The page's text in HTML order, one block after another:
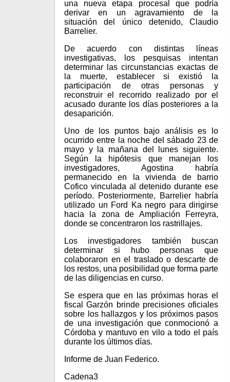
una nueva etapa procesal que podría
derivar en un agravamiento de la
situación del único detenido, Claudio
Barrelier.
De acuerdo con distintas líneas
investigativas, los pesquisas intentan
determinar las circunstancias exactas de
la muerte, establecer si existió la
participación de otras personas y
reconstruir el recorrido realizado por el
acusado durante los días posteriores a la
desaparición.
Uno de los puntos bajo análisis es lo
ocurrido entre la noche del sábado 23 de
mayo y la mañana del lunes siguiente.
Según la hipótesis que manejan los
investigadores, Agostina habría
permanecido en la vivienda de barrio
Cofico vinculada al detenido durante ese
período. Posteriormente, Barrelier habría
utilizado un Ford Ka negro para dirigirse
hacia la zona de Ampliación Ferreyra,
donde se concentraron los rastrillajes.
Los investigadores también buscan
determinar si hubo personas que
colaboraron en el traslado o descarte de
los restos, una posibilidad que forma parte
de las diligencias en curso.
Se espera que en las próximas horas el
fiscal Garzón brinde precisiones oficiales
sobre los hallazgos y los próximos pasos
de una investigación que conmocionó a
Córdoba y mantuvo en vilo a todo el país
durante los últimos días.
Informe de Juan Federico.
Cadena3